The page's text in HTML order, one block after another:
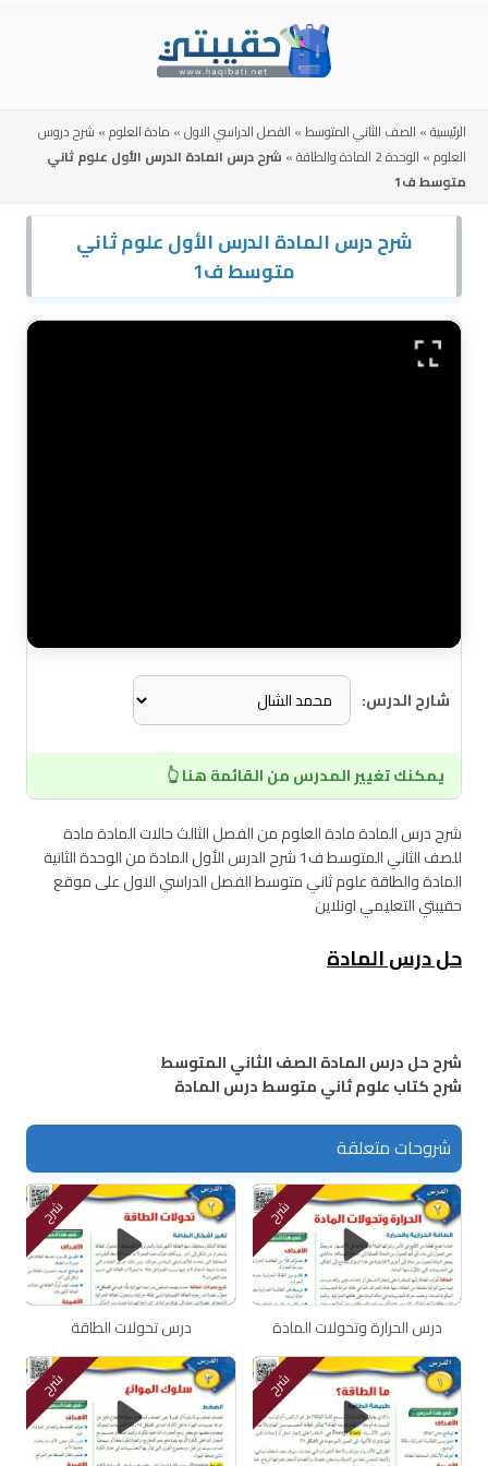
الرئيسية» الصف الثاني المتوسط» الفصل الدراسي الاول» مادة العلوم» شرح دروس
العلوم» الوحدة 2 المادة والطاقة » شرح درس المادة الدرس الأول علوم ثاني
متوسط ف1
شرح درس المادة الدرس الأول علوم ثاني
متوسط ف1
شارح الدرس:
يمكنك تغيير المدرس من القائمة هنا 👆
شرح درس المادة مادة العلوم من الفصل الثالث حالات المادة مادة
للصف الثاني المتوسط ف1 شرح الدرس الأول المادة من الوحدة الثانية
المادة والطاقة علوم ثاني متوسط الفصل الدراسي الاول على موقع
حقيبتي التعليمي اونلاين
حل درس المادة
شرح حل درس المادة الصف الثاني المتوسط
شرح كتاب علوم ثاني متوسط درس المادة
شروحات متعلقة
شرح
درس الحرارة وتحولات المادة
شرح
درس تحولات الطاقة
شرح شرح